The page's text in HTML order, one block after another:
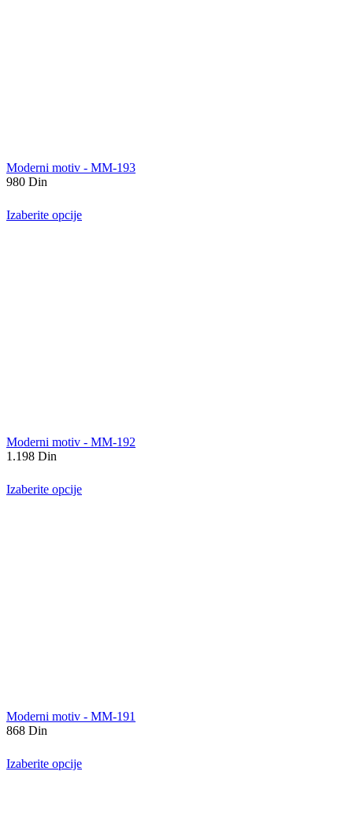
Moderni motiv - MM-193
980 Din
Izaberite opcije
Moderni motiv - MM-192
1.198 Din
Izaberite opcije
Moderni motiv - MM-191
868 Din
Izaberite opcije